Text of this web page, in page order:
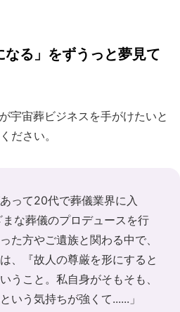
なる」をずうっと夢見て
宙葬ビジネスを手がけたいと
ださい。
あって20代で葬儀業界に入
な葬儀のプロデュースを行
た方やご遺族と関わる中で、
、『故人の尊厳を形にすると
うこと。私自身がそもそも、
いう気持ちが強くて......」